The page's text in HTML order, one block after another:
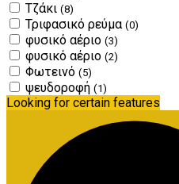
Τζάκι (8)
Τριφασικό ρεύμα (0)
φυσικό αέριο (3)
φυσικό αέριο (2)
Φωτεινό (5)
ψευδοροφή (1)
Looking for certain features